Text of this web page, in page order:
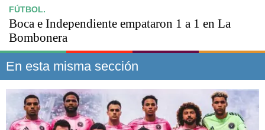
FÚTBOL.
Boca e Independiente empataron 1 a 1 en La
Bombonera
En esta misma sección